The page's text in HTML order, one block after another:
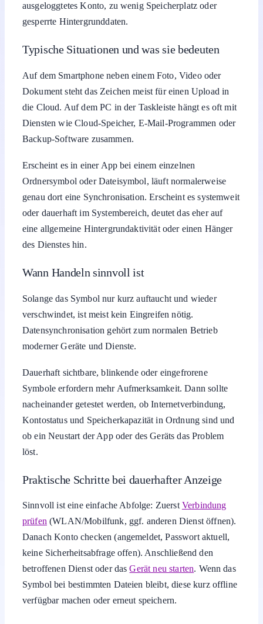
ausgeloggtetes Konto, zu wenig Speicherplatz oder
gesperrte Hintergrunddaten.
Typische Situationen und was sie bedeuten
Auf dem Smartphone neben einem Foto, Video oder
Dokument steht das Zeichen meist für einen Upload in
die Cloud. Auf dem PC in der Taskleiste hängt es oft mit
Diensten wie Cloud-Speicher, E-Mail-Programmen oder
Backup-Software zusammen.
Erscheint es in einer App bei einem einzelnen
Ordnersymbol oder Dateisymbol, läuft normalerweise
genau dort eine Synchronisation. Erscheint es systemweit
oder dauerhaft im Systembereich, deutet das eher auf
eine allgemeine Hintergrundaktivität oder einen Hänger
des Dienstes hin.
Wann Handeln sinnvoll ist
Solange das Symbol nur kurz auftaucht und wieder
verschwindet, ist meist kein Eingreifen nötig.
Datensynchronisation gehört zum normalen Betrieb
moderner Geräte und Dienste.
Dauerhaft sichtbare, blinkende oder eingefrorene
Symbole erfordern mehr Aufmerksamkeit. Dann sollte
nacheinander getestet werden, ob Internetverbindung,
Kontostatus und Speicherkapazität in Ordnung sind und
ob ein Neustart der App oder des Geräts das Problem
löst.
Praktische Schritte bei dauerhafter Anzeige
Sinnvoll ist eine einfache Abfolge: Zuerst Verbindung
prüfen (WLAN/Mobilfunk, ggf. anderen Dienst öffnen).
Danach Konto checken (angemeldet, Passwort aktuell,
keine Sicherheitsabfrage offen). Anschließend den
betroffenen Dienst oder dasGerät neu starten. Wenn das
Symbol bei bestimmten Dateien bleibt, diese kurz offline
verfügbar machen oder erneut speichern.